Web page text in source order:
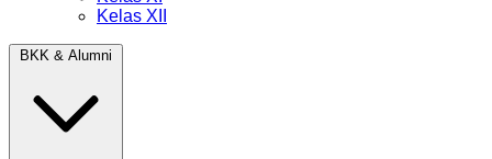
Kelas XII